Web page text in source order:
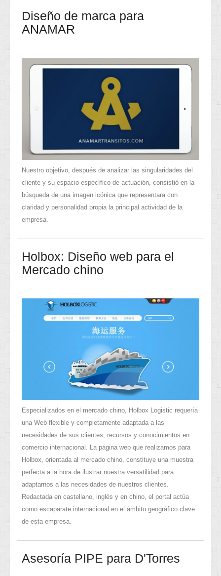
Diseño de marca para
ANAMAR
Nuestro objetivo, después de analizar las singularidades del
cliente y su espacio específico de actuación, consistió en la
búsqueda de una imagen icónica que representara con
claridad y personalidad propia la principal actividad de la
empresa.
Holbox: Diseño web para el
Mercado chino
Especializados en el mercado chino, Holbox Logistic requería
una Web flexible y completamente adaptada a las
necesidades de sus clientes, recursos y conocimientos en
comercio internacional. La página web que realizamos para
Holbox, orientada al mercado chino, constituye una muestra
perfecta a la hora de ilustrar nuestra versatilidad para
adaptarnos a las necesidades de nuestros clientes.
Redactada en castellano, inglés y en chino, el portal actúa
como escaparate internacional en el ámbito geográfico clave
de esta empresa.
Asesoría PIPE para D'Torres